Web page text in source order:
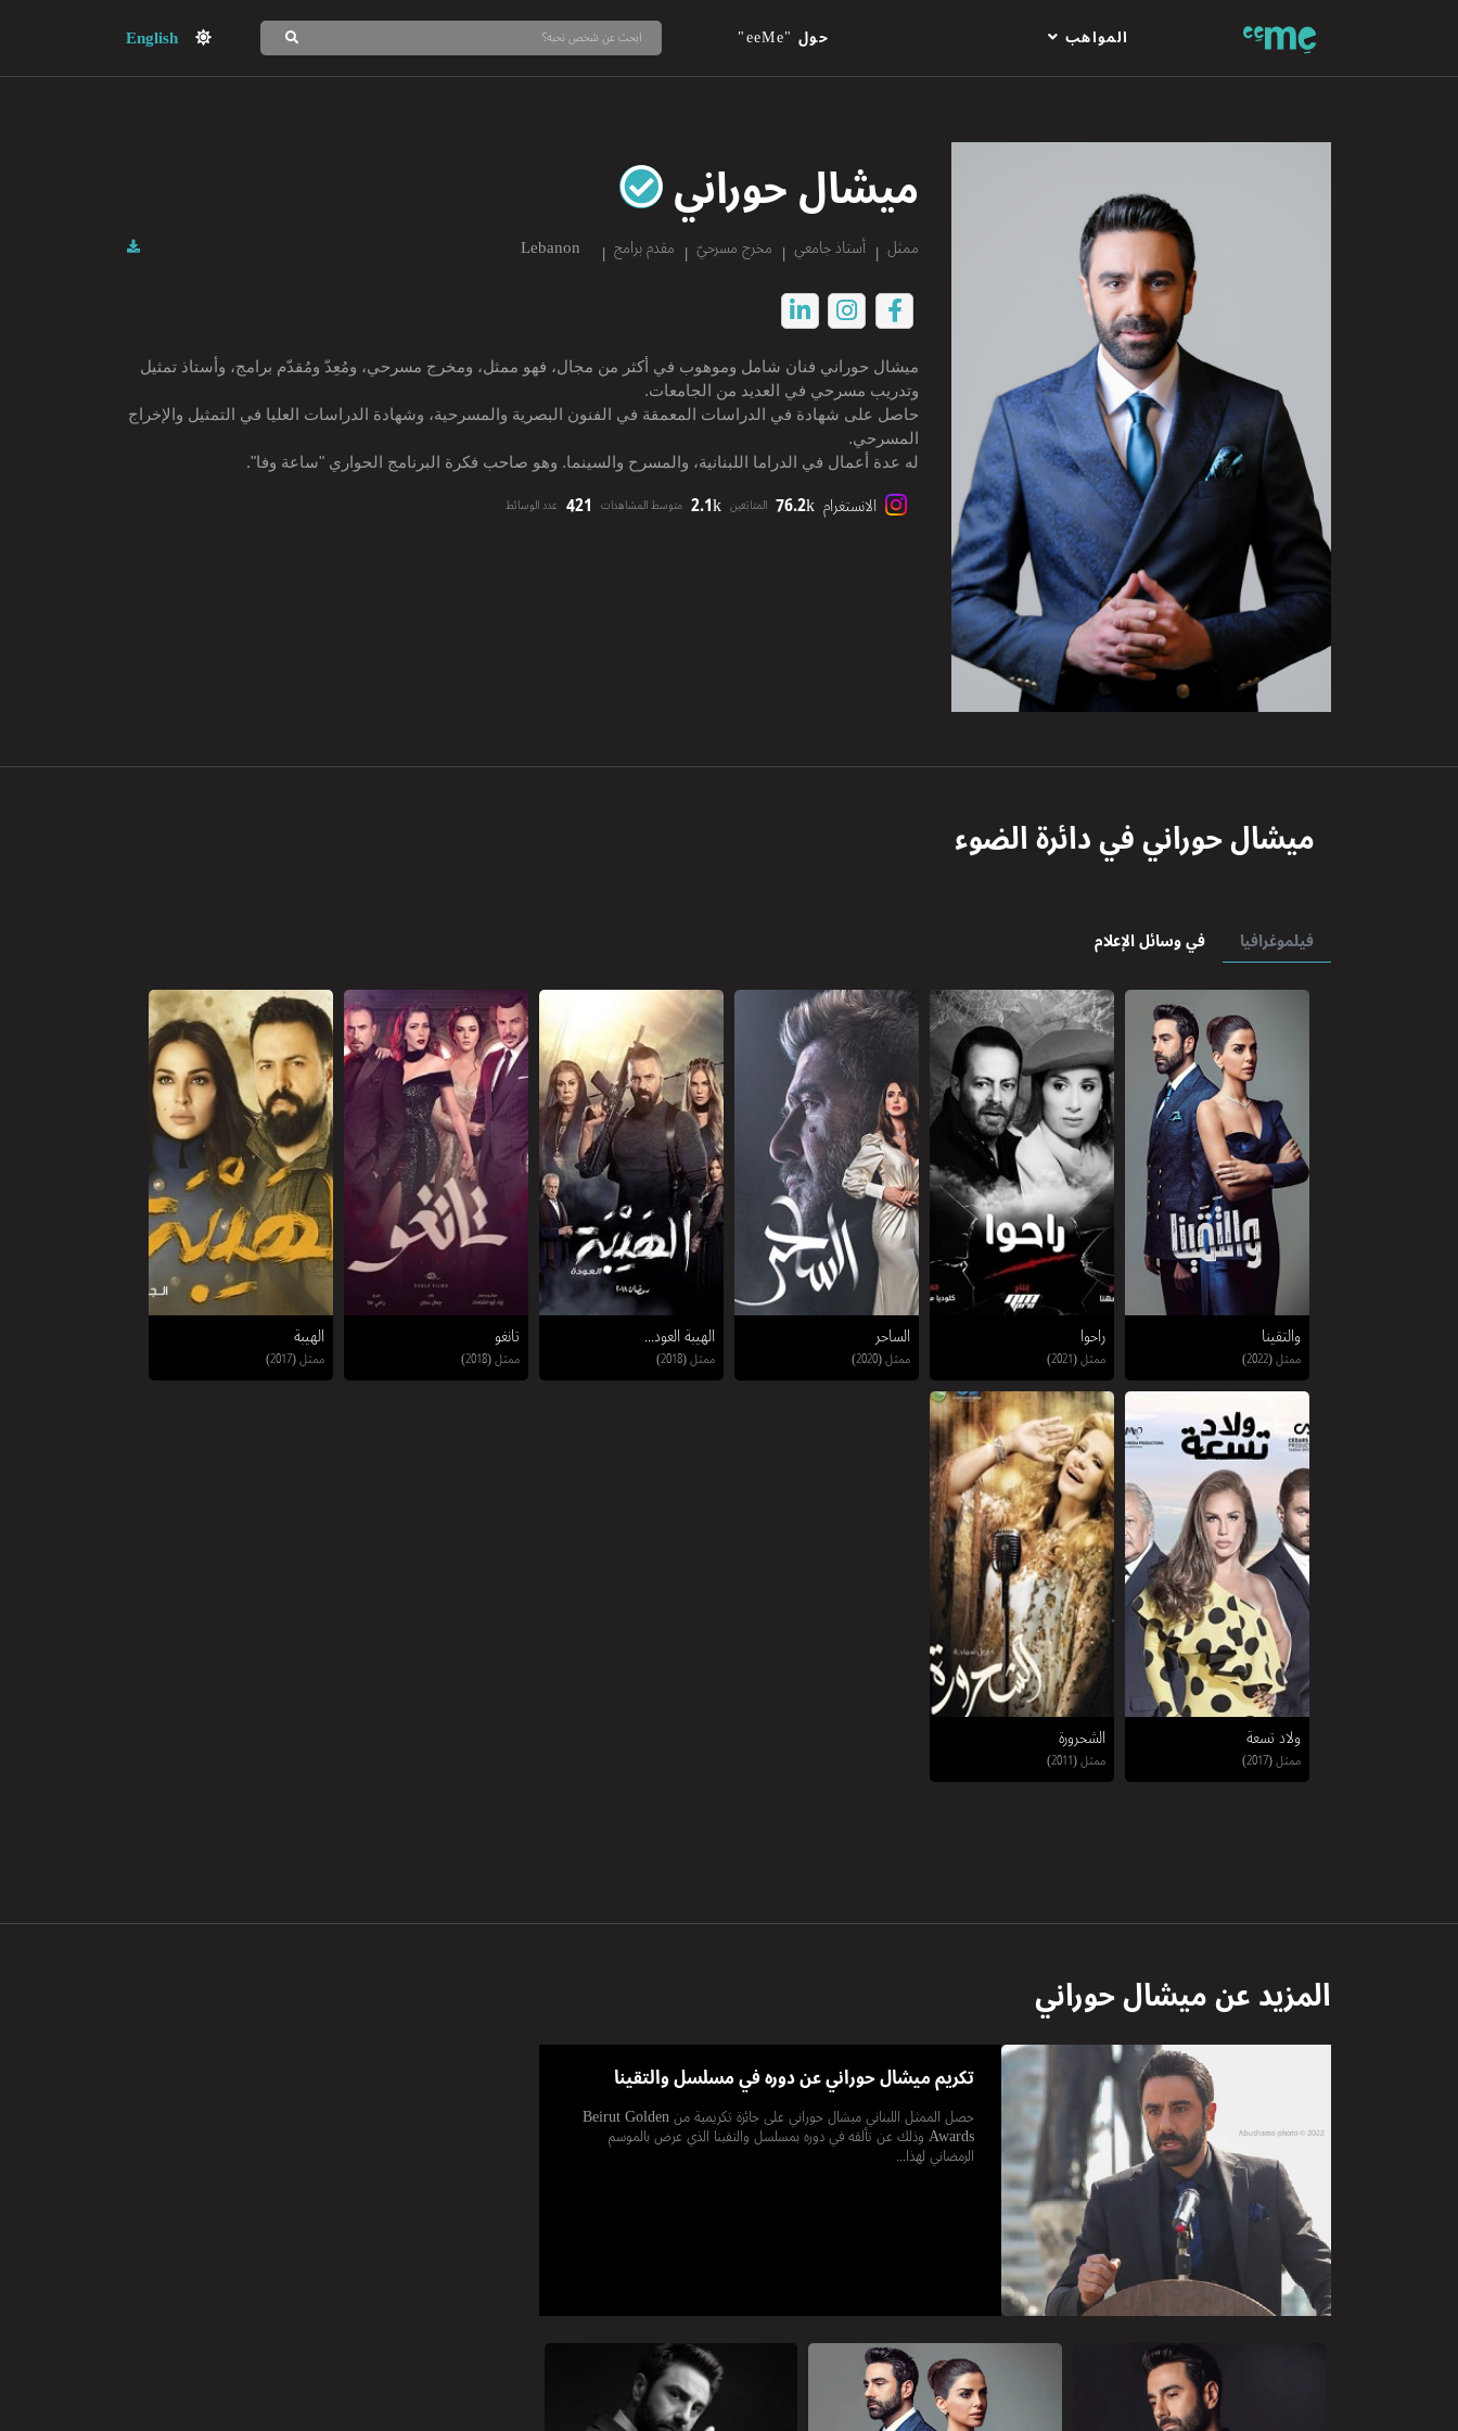
المواهب حول "eeMe" English
ميشال حوراني
ممثل أستاذ جامعي مخرج مسرحيّ مقدم برامج Lebanon
ميشال حوراني فنان شامل وموهوب في أكثر من مجال، فهو ممثل، ومخرج مسرحي، ومُعِدّ ومُقدّم برامج، وأستاذ تمثيل
وتدريب مسرحي في العديد من الجامعات.
حاصل على شهادة في الدراسات المعمقة في الفنون البصرية والمسرحية، وشهادة الدراسات العليا في التمثيل والإخراج
المسرحي.
له عدة أعمال في الدراما اللبنانية، والمسرح والسينما. وهو صاحب فكرة البرنامج الحواري "ساعة وفا".
الانستغرام 76.2k المتابَعين 2.1k متوسط المشاهدات 421 عدد الوسائط
ميشال حورانيفي دائرة الضوء
فيلموغرافيا في وسائل الإعلام
والتقينا
ممثل (2022)
راحوا
ممثل (2021)
الساحر
ممثل (2020)
الهيبة العود...
ممثل (2018)
تانغو
ممثل (2018)
الهيبة
ممثل (2017)
ولاد تسعة
ممثل (2017)
الشحرورة
ممثل (2011)
المزيد عنميشال حوراني
تكريم ميشال حوراني عن دوره في مسلسل والتقينا
حصل الممثل اللبناني ميشال حوراني على جائزة تكريمية من Beirut Golden
Awards وذلك عن تألقه في دوره بمسلسل والتقينا الذي عرض بالموسم
الرمضاني لهذا...